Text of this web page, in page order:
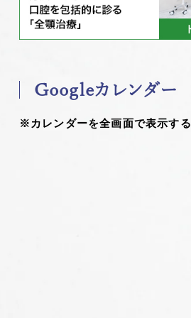
Googleカレンダー
※カレンダーを全画面で表示する